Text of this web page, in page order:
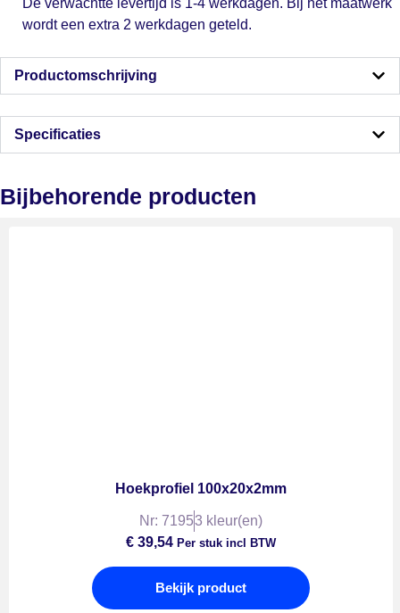
wordt een extra 2 werkdagen geteld.
Productomschrijving
Specificaties
Bijbehorende producten
Hoekprofiel 100x20x2mm
Nr: 71953 kleur(en)
€ 39,54 Per stuk incl BTW
Bekijk product